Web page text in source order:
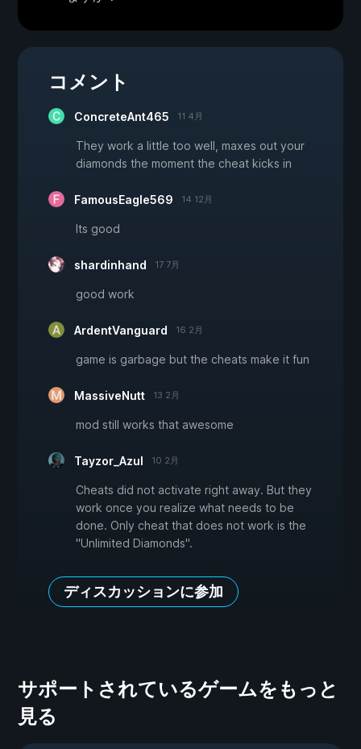
コメント
ConcreteAnt465 11 4月
They work a little too well, maxes out your
diamonds the moment the cheat kicks in
FamousEagle569 14 12月
Its good
shardinhand 17 7月
good work
ArdentVanguard 16 2月
game is garbage but the cheats make it fun
MassiveNutt 13 2月
mod still works that awesome
Tayzor_Azul 10 2月
Cheats did not activate right away. But they
work once you realize what needs to be
done. Only cheat that does not work is the
"Unlimited Diamonds".
ディスカッションに参加
サポートされているゲームをもっと
見る